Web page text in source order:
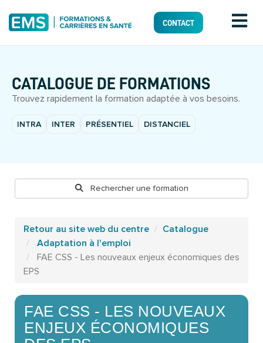
CONTACT
CATALOGUE DE FORMATIONS
Trouvez rapidement la formation adaptée à vos besoins.
INTRA INTER PRÉSENTIEL DISTANCIEL
Rechercher une formation
Retour au site web du centre
Catalogue
Adaptation à l'emploi
FAE CSS - Les nouveaux enjeux économiques des
EPS
FAE CSS - LES NOUVEAUX
ENJEUX ÉCONOMIQUES